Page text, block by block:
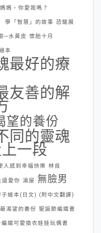
媽媽，你愛我嗎？
學「智慧」的故事 恐龍展
─水黃皮 懷胎十月
本
最好的療
友善的解
望的養份
同的靈魂
一段
人感到幸福快樂 林良
遠愛你 湯屋 無臉男
繪本(日文) (附中文翻譯)
渴望的養份 聖誕節編織書
編織可愛換衣娃娃玩偶書